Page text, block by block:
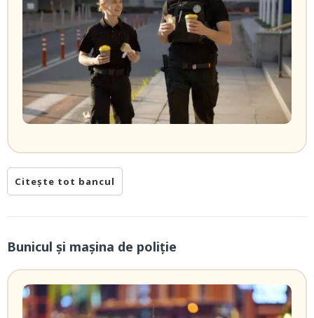
Citește tot bancul
Bunicul și mașina de poliție